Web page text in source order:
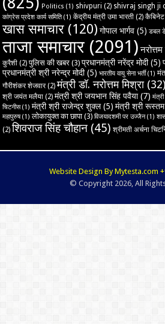
Politics (1) shivpuri (2) shivraj singh ji
कांग्रेस प्रदेश कार्य समिति(1) केंद्रीय मंत्री उमा भारती (2) कैबिनेट
खास समाचार (120) गोपाल भार्गव (5) डबल
ताजा समाचार (2091)
कुरैशी (2) पुलिस की खबर (3) प्रधानमंत्री नरेंद्र मोदी(5)
प्रधानमंत्री श्री नरेन्द्र मोदी(5) भारतीय वायु सेना भर्ती(1)
गौरीशंकर शेजवार(2) मंत्री डॉ. नरोत्तम मिश्रा(32)
श्री जयंत मलैया (2) मंत्री श्री जयभान सिंह पवैया(7)
चिटनीस(1) मंत्री श्री राजेन्द्र शुक्ल(5) मंत्री श्री
महापुरुष(1) लोकायुक्त का छापा (3) विजयादशमी पर उज्‍जैन(1)
(2) शिवराज सिंह चौहान (45) श्रीमती अर्चना
Website Design By Mytesta.com
© Copyright 2026, All